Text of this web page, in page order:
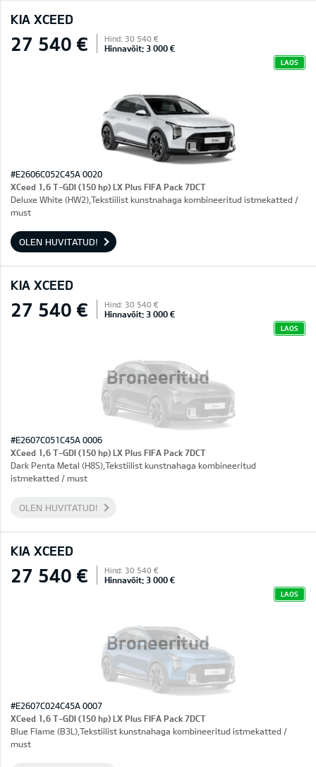
KIA XCEED
27 540 € Hind: 30 540 €
Hinnavõit: 3 000 €
LAOS
#E2606C052C45A 0020
XCeed 1,6 T-GDI (150 hp) LX Plus FIFA Pack 7DCT
Deluxe White (HW2),Tekstiilist kunstnahaga kombineeritud istmekatted /
must
OLEN HUVITATUD!
KIA XCEED
Broneeritud
27 540 € Hind: 30 540 €
Hinnavõit: 3 000 €
LAOS
#E2607C051C45A 0006
XCeed 1,6 T-GDI (150 hp) LX Plus FIFA Pack 7DCT
Dark Penta Metal (H8S),Tekstiilist kunstnahaga kombineeritud
istmekatted / must
OLEN HUVITATUD!
KIA XCEED
Broneeritud
27 540 € Hind: 30 540 €
Hinnavõit: 3 000 €
LAOS
#E2607C024C45A 0007
XCeed 1,6 T-GDI (150 hp) LX Plus FIFA Pack 7DCT
Blue Flame (B3L),Tekstiilist kunstnahaga kombineeritud istmekatted /
must